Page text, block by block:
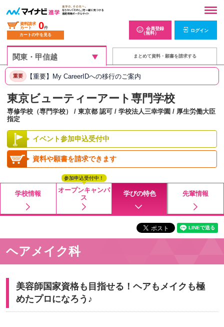
資料請求
カート
0件
カートの中を見る
会員登録
（無料）
ログイン
まとめて資料・願書を請求する
重要 【重要】My CareerIDへの移行のご案内
東京ビューティーアート専門学校
専修学校（専門学校） / 東京都 認可 / 学校法人三幸学園 / 厚生労働大臣
指定
イベント参加申込受付中
資料や願書を請求できます
学校情報
オープンキャンパ
ス
参加申込受付中！
学びの特色 先輩情報
ヘアメイク科
美容師国家資格も目指せる！ヘアもメイクも極
めたプロになろう♪